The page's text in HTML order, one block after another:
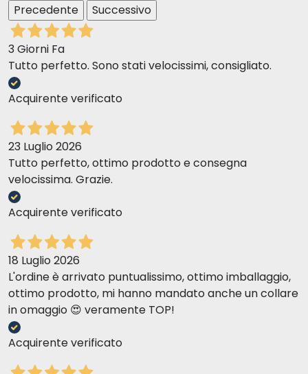
Precedente
Successivo
3 Giorni Fa
Tutto perfetto. Sono stati velocissimi, consigliato.
Acquirente verificato
23 Luglio 2026
Tutto perfetto, ottimo prodotto e consegna
velocissima. Grazie.
Acquirente verificato
18 Luglio 2026
L'ordine è arrivato puntualissimo, ottimo imballaggio,
ottimo prodotto, mi hanno mandato anche un collare
in omaggio 😍 veramente TOP!
Acquirente verificato